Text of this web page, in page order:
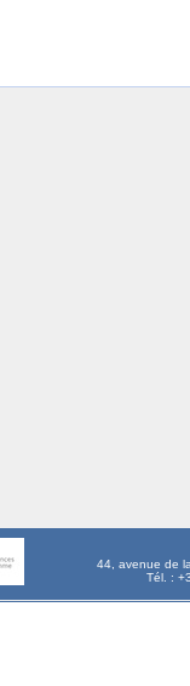
44, avenue de
Tél. :